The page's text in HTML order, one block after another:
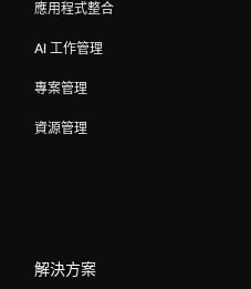
應用程式整合
AI 工作管理
專案管理
資源管理
解決方案